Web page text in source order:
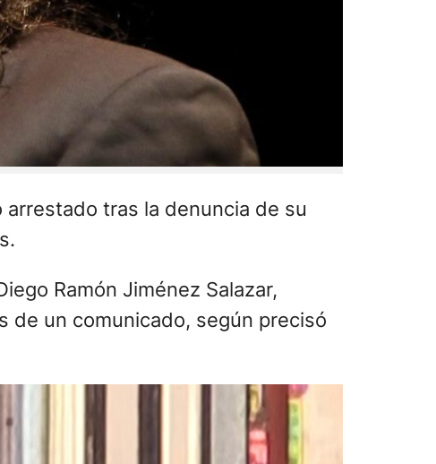
tras la denuncia de su
Ramón Jiménez Salazar,
de un comunicado, según precisó